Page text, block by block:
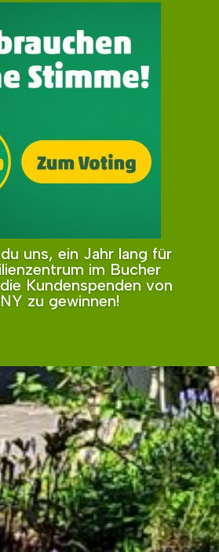
uns, ein Jahr lang für
im Bucher
Kundenspenden von
zu gewinnen!